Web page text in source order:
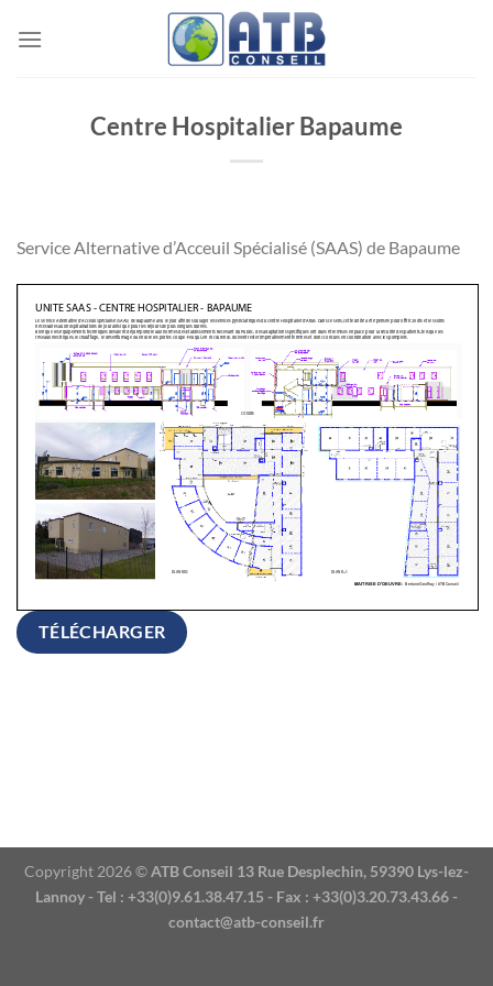
Centre Hospitalier Bapaume
Service Alternative d’Acceuil Spécialisé (SAAS) de Bapaume
TÉLÉCHARGER
Copyright 2026 ©ATB Conseil 13 Rue Desplechin, 59390 Lys-lez-
Lannoy - Tel : +33(0)9.61.38.47.15 - Fax : +33(0)3.20.73.43.66 -
contact@atb-conseil.fr